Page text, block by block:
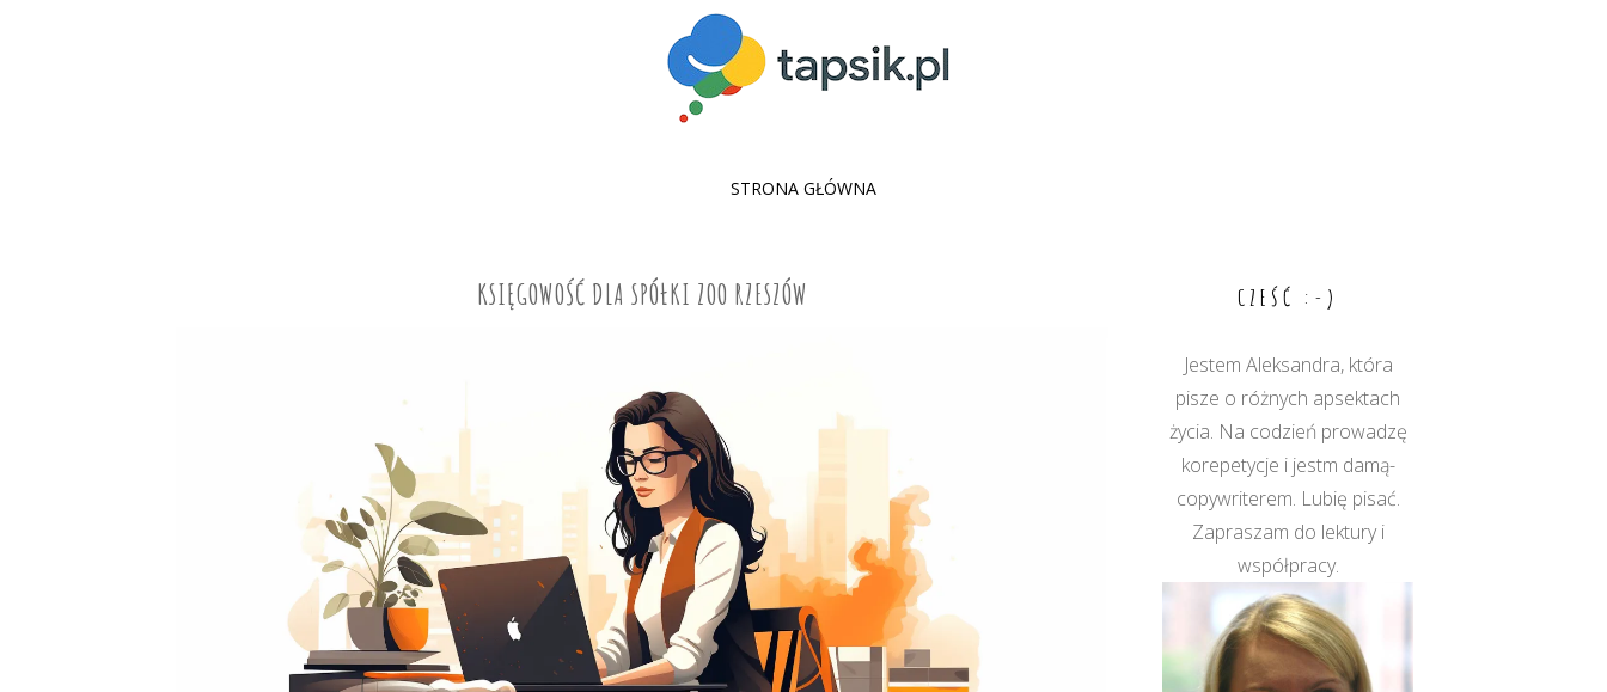
SKIP
STRONA GŁÓWNA
KSIĘGOWOŚĆ DLA SPÓŁKI ZOO RZESZÓW CZEŚĆ :-)
Jestem Aleksandra, która
pisze o różnych apsektach
życia. Na codzień prowadzę
korepetycje i jestm damą-
copywriterem. Lubię pisać.
Zapraszam do lektury i
współpracy.